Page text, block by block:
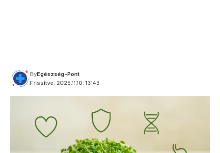
Frissítve: 2025.11.10. 13:43
ByEgészség-Pont